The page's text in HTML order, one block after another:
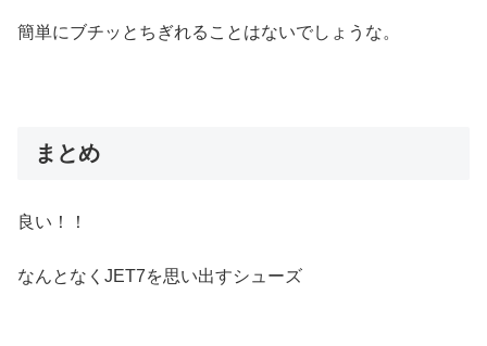
簡単にブチッとちぎれることはないでしょうな。
まとめ
良い！！
なんとなくJET7を思い出すシューズ